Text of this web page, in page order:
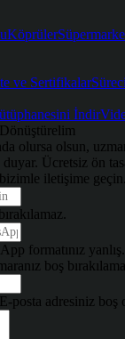
Köprüler
ve Sertifikalar
İndir
olursa olsun,
Ücretsiz ön
iletişime geçin.
formatınız yanlış.
boş
E-posta adresiniz boş